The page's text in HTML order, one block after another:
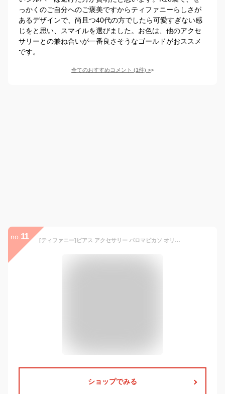
っかくのご自分へのご褒美ですからティファニーらしさが
あるデザインで、尚且つ40代の方でしたら可愛すぎない感
じをと思い、スマイルを選びました。お色は、他のアクセ
サリーとの兼ね合いが一番良さそうなゴールドがおススメ
です。
全てのおすすめコメント (1件) >
no. 11 [ティファニー]ピアス アクセサリー パロマピカソ オリーブ リーフ シルバー レディース TIFFANY&Co. 30143132 PALOMA PICASSO OLIVE LEAF EARRINGS SILVER A4対応 [並行輸入品]
ショップでみる